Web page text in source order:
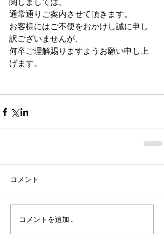
通常通りご案内させて頂きます。
お客様にはご不便をおかけし誠に申し
訳ございませんが、
何卒ご理解賜りますようお願い申し上
げます。
コメント
コメントを追加…